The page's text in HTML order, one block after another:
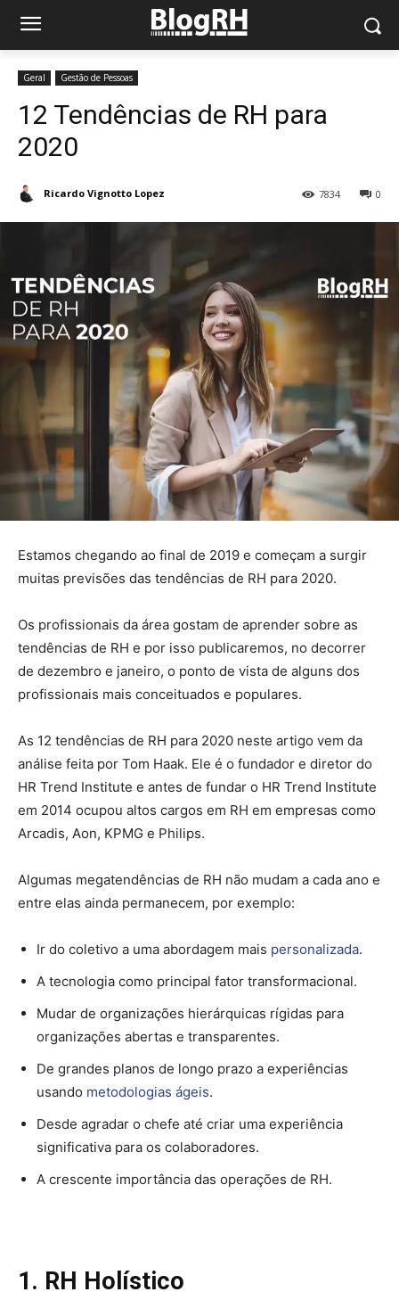
Geral Gestão de Pessoas
12 Tendências de RH para
2020
Ricardo Vignotto Lopez 0
7834
Estamos chegando ao final de 2019 e começam a surgir
muitas previsões das tendências de RH para 2020.
Os profissionais da área gostam de aprender sobre as
tendências de RH e por isso publicaremos, no decorrer
de dezembro e janeiro, o ponto de vista de alguns dos
profissionais mais conceituados e populares.
As 12 tendências de RH para 2020 neste artigo vem da
análise feita por Tom Haak. Ele é o fundador e diretor do
HR Trend Institute e antes de fundar o HR Trend Institute
em 2014 ocupou altos cargos em RH em empresas como
Arcadis, Aon, KPMG e Philips.
Algumas megatendências de RH não mudam a cada ano e
entre elas ainda permanecem, por exemplo:
Ir do coletivo a uma abordagem mais personalizada.
A tecnologia como principal fator transformacional.
Mudar de organizações hierárquicas rígidas para
organizações abertas e transparentes.
De grandes planos de longo prazo a experiências
usando metodologias ágeis.
Desde agradar o chefe até criar uma experiência
significativa para os colaboradores.
A crescente importância das operações de RH.
1. RH Holístico